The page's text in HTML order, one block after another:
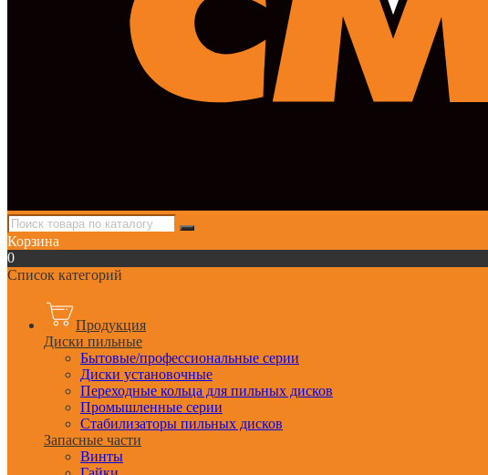
Корзина
0
Список категорий
Продукция
Диски пильные
Бытовые/профессиональные серии
Диски установочные
Переходные кольца для пильных дисков
Промышленные серии
Стабилизаторы пильных дисков
Запасные части
Винты